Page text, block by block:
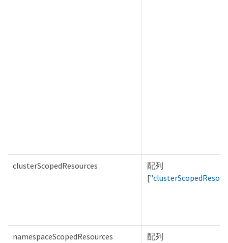
clusterScopedResources
配列
[
namespaceScopedResources
配列